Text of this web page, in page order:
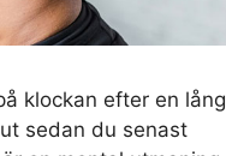
klockan efter en lång
sedan du senast